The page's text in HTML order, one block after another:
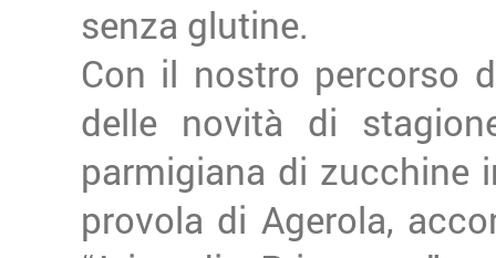
senza glutine.
Con il nostro percorso
delle novità di
parmigiana di zucchine
provola di Agerola,